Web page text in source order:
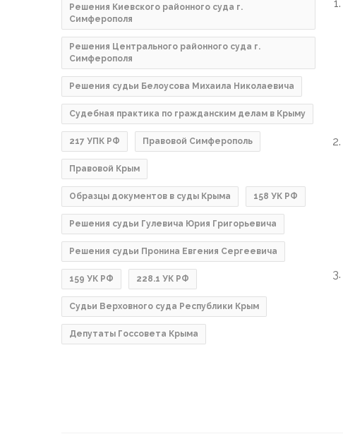
Решения Киевского районного суда г.
Симферополя
Решения Центрального районного суда г.
Симферополя
Решения судьи Белоусова Михаила Николаевича
Судебная практика по гражданским делам в Крыму
217 УПК РФ Правовой Симферополь
Правовой Крым
Образцы документов в суды Крыма 158 УК РФ
Решения судьи Гулевича Юрия Григорьевича
Решения судьи Пронина Евгения Сергеевича
159 УК РФ 228.1 УК РФ
Судьи Верховного суда Республики Крым
Депутаты Госсовета Крыма